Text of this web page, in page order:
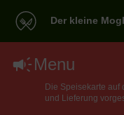
Der kleine
Menu
Die Speisekarte auf
und Lieferung
North